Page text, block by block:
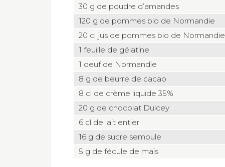
30 g de poudre d’amandes
120 g de pommes bio de Normandie
20 cl jus de pommes bio de Normandie
1 feuille de gélatine
1 oeuf de Normandie
8 g de beurre de cacao
8 cl de crème liquide 35%
20 g de chocolat Dulcey
6 cl de lait entier
16 g de sucre semoule
5 g de fécule de maïs